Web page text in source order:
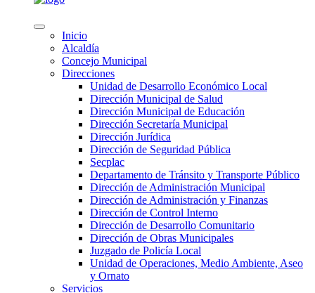
Inicio
Alcaldía
Concejo Municipal
Direcciones
Unidad de Desarrollo Económico Local
Dirección Municipal de Salud
Dirección Municipal de Educación
Dirección Secretaría Municipal
Dirección Jurídica
Dirección de Seguridad Pública
Secplac
Departamento de Tránsito y Transporte Público
Dirección de Administración Municipal
Dirección de Administración y Finanzas
Dirección de Control Interno
Dirección de Desarrollo Comunitario
Dirección de Obras Municipales
Juzgado de Policía Local
Unidad de Operaciones, Medio Ambiente, Aseo
y Ornato
Servicios